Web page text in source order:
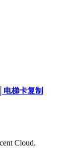
梯卡复制
Cloud.